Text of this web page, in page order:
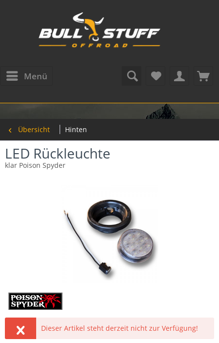
Menü
Übersicht Hinten
LED Rückleuchte
klar Poison Spyder
Dieser Artikel steht derzeit nicht zur Verfügung!